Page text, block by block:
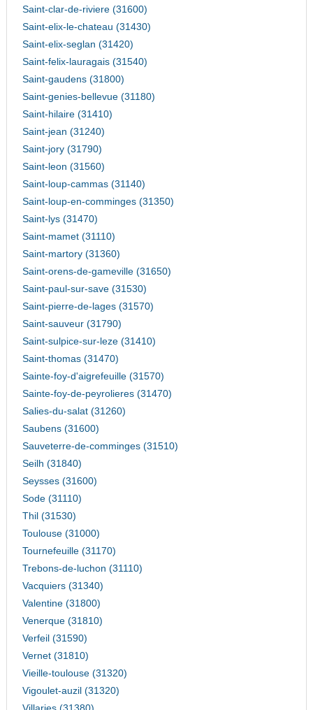
Saint-clar-de-riviere (31600)
Saint-elix-le-chateau (31430)
Saint-elix-seglan (31420)
Saint-felix-lauragais (31540)
Saint-gaudens (31800)
Saint-genies-bellevue (31180)
Saint-hilaire (31410)
Saint-jean (31240)
Saint-jory (31790)
Saint-leon (31560)
Saint-loup-cammas (31140)
Saint-loup-en-comminges (31350)
Saint-lys (31470)
Saint-mamet (31110)
Saint-martory (31360)
Saint-orens-de-gameville (31650)
Saint-paul-sur-save (31530)
Saint-pierre-de-lages (31570)
Saint-sauveur (31790)
Saint-sulpice-sur-leze (31410)
Saint-thomas (31470)
Sainte-foy-d'aigrefeuille (31570)
Sainte-foy-de-peyrolieres (31470)
Salies-du-salat (31260)
Saubens (31600)
Sauveterre-de-comminges (31510)
Seilh (31840)
Seysses (31600)
Sode (31110)
Thil (31530)
Toulouse (31000)
Tournefeuille (31170)
Trebons-de-luchon (31110)
Vacquiers (31340)
Valentine (31800)
Venerque (31810)
Verfeil (31590)
Vernet (31810)
Vieille-toulouse (31320)
Vigoulet-auzil (31320)